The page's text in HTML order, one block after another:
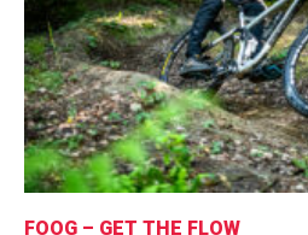
FOOG – GET THE FLOW